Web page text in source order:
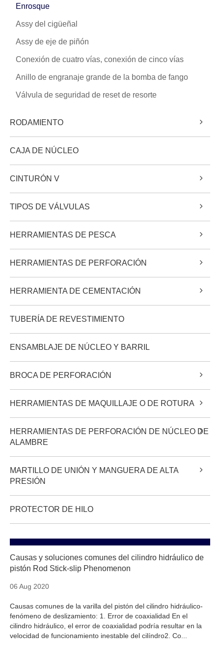
Enrosque
Assy del cigüeñal
Assy de eje de piñón
Conexión de cuatro vías, conexión de cinco vías
Anillo de engranaje grande de la bomba de fango
Válvula de seguridad de reset de resorte
RODAMIENTO
CAJA DE NÚCLEO
CINTURÓN V
TIPOS DE VÁLVULAS
HERRAMIENTAS DE PESCA
HERRAMIENTAS DE PERFORACIÓN
HERRAMIENTA DE CEMENTACIÓN
TUBERÍA DE REVESTIMIENTO
ENSAMBLAJE DE NÚCLEO Y BARRIL
BROCA DE PERFORACIÓN
HERRAMIENTAS DE MAQUILLAJE O DE ROTURA
HERRAMIENTAS DE PERFORACIÓN DE NÚCLEO DE
ALAMBRE
MARTILLO DE UNIÓN Y MANGUERA DE ALTA
PRESIÓN
PROTECTOR DE HILO
Causas y soluciones comunes del cilindro hidráulico de
pistón Rod Stick-slip Phenomenon
06 Aug 2020
Causas comunes de la varilla del pistón del cilindro hidráulico-
fenómeno de deslizamiento: 1. Error de coaxialidad En el
cilindro hidráulico, el error de coaxialidad podría resultar en la
velocidad de funcionamiento inestable del cilíndro2. Co...